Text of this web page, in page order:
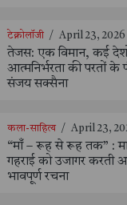
टेक्नोलॉजी / April 23, 2026
तेजस: एक विमान, कई
आत्मनिर्भरता की परतों के
संजय सक्सैना
कला-साहित्य / April 23,
“माँ – रूह से रूह तक” :
गहराई को उजागर करती
भावपूर्ण रचना